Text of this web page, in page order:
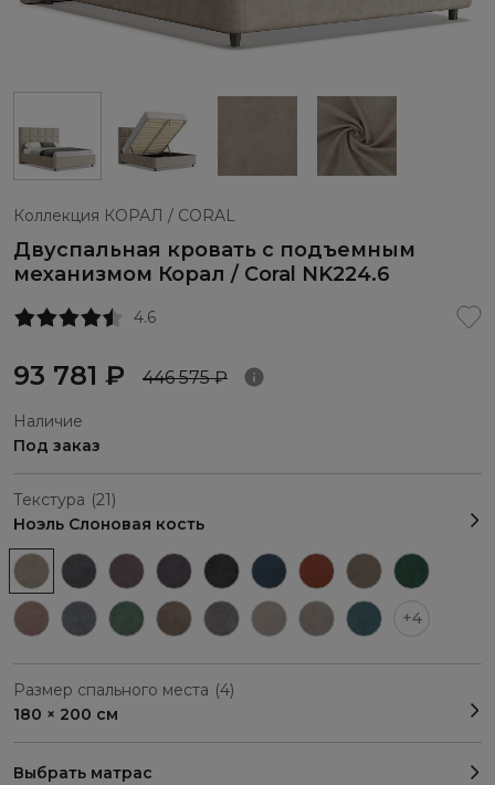
Коллекция КОРАЛ / CORAL
Двуспальная кровать с подъемным
механизмом Корал / Coral NK224.6
4.6
93 781 ₽ 446 575 ₽
Наличие
Под заказ
Текстура (21)
Ноэль Слоновая кость
+4
Размер спального места (4)
180 × 200 см
Выбрать матрас